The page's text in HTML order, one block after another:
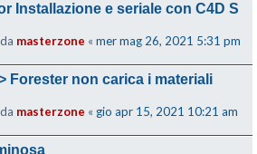
Installazione e seriale con C4D S
masterzone « mer mag 26, 2021 5:31 pm
Forester non carica i materiali
masterzone « gio apr 15, 2021 10:21 am